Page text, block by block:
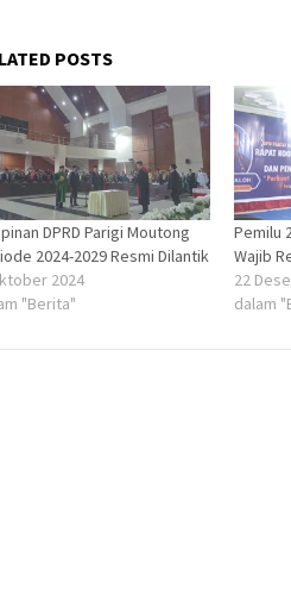
POSTS
DPRD Parigi Moutong
2024-2029 Resmi Dilantik
2024
"Berita"
Pemilu
Wajib
22
dalam